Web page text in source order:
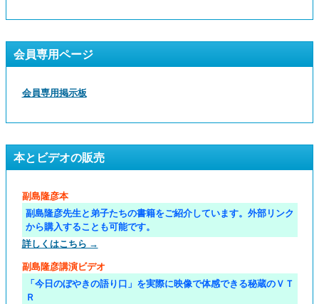
会員専用ページ
会員専用掲示板
本とビデオの販売
副島隆彦本
副島隆彦先生と弟子たちの書籍をご紹介しています。外部リンク
から購入することも可能です。
詳しくはこちら →
副島隆彦講演ビデオ
「今日のぼやきの語り口」を実際に映像で体感できる秘蔵のＶＴ
Ｒ